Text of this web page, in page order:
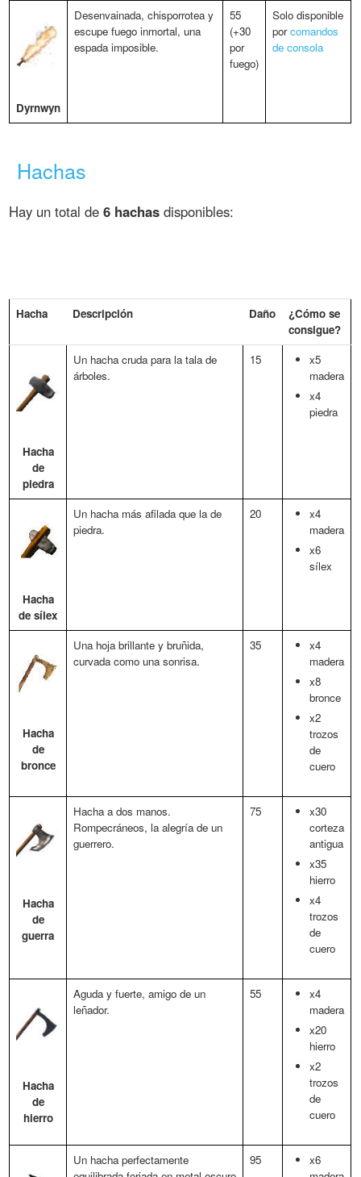
Dyrnwyn
Desenvainada, chisporrotea y
escupe fuego inmortal, una
espada imposible.
55
(+30
por
fuego)
Solo disponible
porcomandos
de consola
Hachas
Hay un total de6 hachas disponibles:
Hacha Descripción Daño
¿Cómo se
consigue?
Hacha
de
piedra
Un hacha cruda para la tala de
árboles.
15
x5
madera
x4
piedra
Hacha
de sílex
Un hacha más afilada que la de
piedra.
20
x4
madera
x6
sílex
Hacha
de
bronce
Una hoja brillante y bruñida,
curvada como una sonrisa.
35
x4
madera
x8
bronce
x2
trozos
de
cuero
Hacha
de
guerra
Hacha a dos manos.
Rompecráneos, la alegría de un
guerrero.
75
x30
corteza
antigua
x35
hierro
x4
trozos
de
cuero
Hacha
de
hierro
Aguda y fuerte, amigo de un
leñador.
55
x4
madera
x20
hierro
x2
trozos
de
cuero
Un hacha perfectamente
95
x6